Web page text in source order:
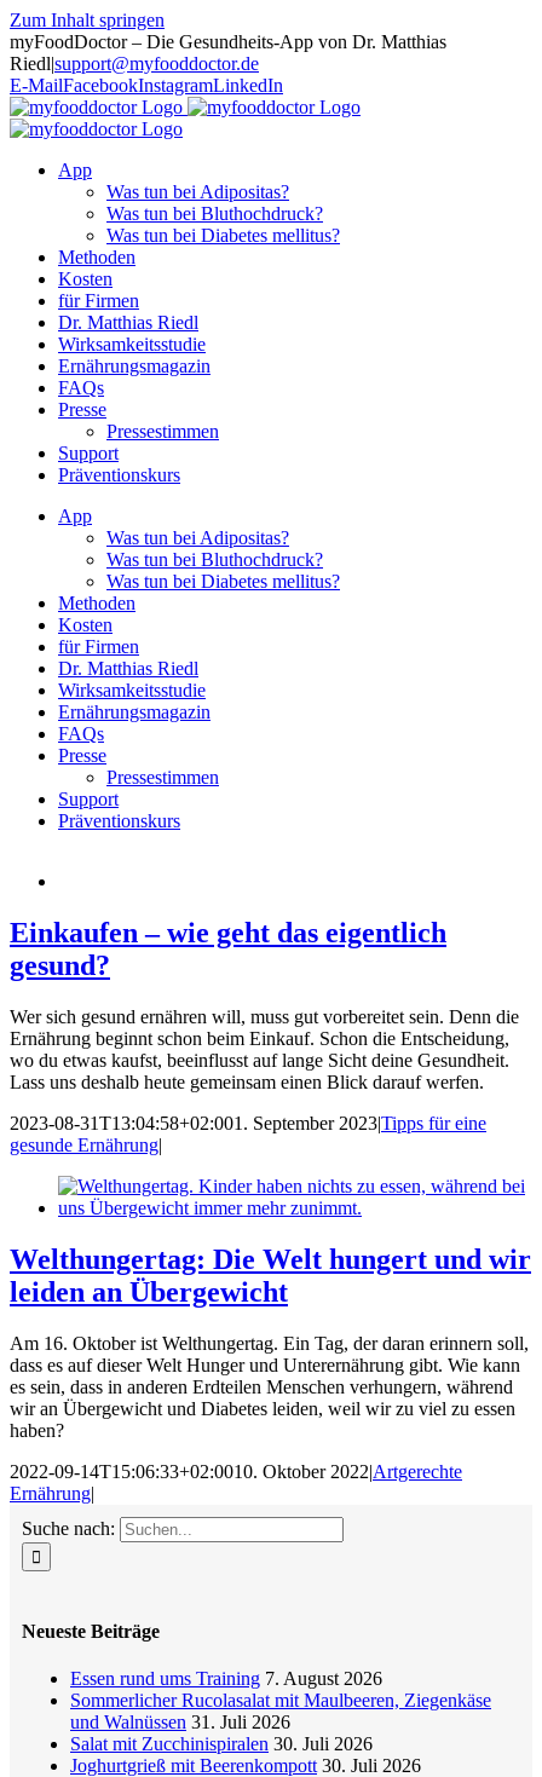
Zum Inhalt springen
myFoodDoctor – Die Gesundheits-App von Dr. Matthias
Riedl|support@myfooddoctor.de
E-MailFacebookInstagramLinkedIn
App
Was tun bei Adipositas?
Was tun bei Bluthochdruck?
Was tun bei Diabetes mellitus?
Methoden
Kosten
für Firmen
Dr. Matthias Riedl
Wirksamkeitsstudie
Ernährungsmagazin
FAQs
Presse
Pressestimmen
Support
Präventionskurs
App
Was tun bei Adipositas?
Was tun bei Bluthochdruck?
Was tun bei Diabetes mellitus?
Methoden
Kosten
für Firmen
Dr. Matthias Riedl
Wirksamkeitsstudie
Ernährungsmagazin
FAQs
Presse
Pressestimmen
Support
Präventionskurs
Einkaufen – wie geht das eigentlich
gesund?
Wer sich gesund ernähren will, muss gut vorbereitet sein. Denn die
Ernährung beginnt schon beim Einkauf. Schon die Entscheidung,
wo du etwas kaufst, beeinflusst auf lange Sicht deine Gesundheit.
Lass uns deshalb heute gemeinsam einen Blick darauf werfen.
2023-08-31T13:04:58+02:001. September 2023|Tipps für eine
gesunde Ernährung|
Welthungertag: Die Welt hungert und wir
leiden an Übergewicht
Am 16. Oktober ist Welthungertag. Ein Tag, der daran erinnern soll,
dass es auf dieser Welt Hunger und Unterernährung gibt. Wie kann
es sein, dass in anderen Erdteilen Menschen verhungern, während
wir an Übergewicht und Diabetes leiden, weil wir zu viel zu essen
haben?
2022-09-14T15:06:33+02:0010. Oktober 2022|Artgerechte
Ernährung|
Suche nach:
Neueste Beiträge
Essen rund ums Training 7. August 2026
Sommerlicher Rucolasalat mit Maulbeeren, Ziegenkäse
und Walnüssen 31. Juli 2026
Salat mit Zucchinispiralen 30. Juli 2026
Joghurtgrieß mit Beerenkompott 30. Juli 2026